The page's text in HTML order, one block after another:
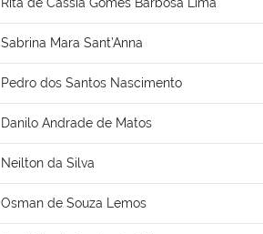
Sabrina Mara Sant’Anna
Pedro dos Santos Nascimento
Danilo Andrade de Matos
Neilton da Silva
Osman de Souza Lemos